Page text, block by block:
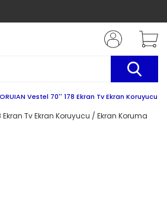
Vestel 70'' 178 Ekran Tv Ekran Koruyucu